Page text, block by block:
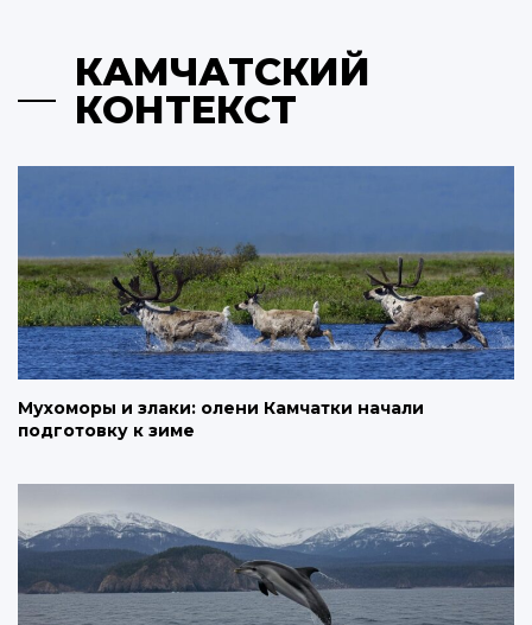
КАМЧАТСКИЙ
КОНТЕКСТ
Мухоморы и злаки: олени Камчатки начали
подготовку к зиме